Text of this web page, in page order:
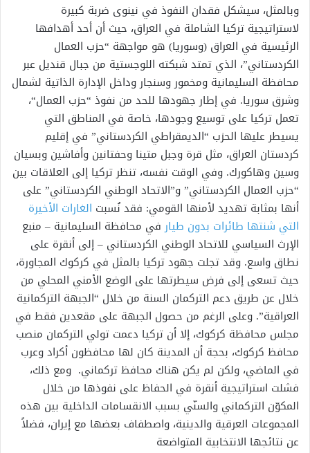
وبالمثل، سيشكل فقدان النفوذ في نينوى ضربة كبيرة
لاستراتيجية تركيا الشاملة في العراق، حيث أن أحد أهدافها
الرئيسية في العراق (وسوريا) هو مواجهة “حزب العمال
الكردستاني”، الذي تمتد شبكته اللوجستية من جبال قنديل عبر
محافظة السليمانية ومخمور وسنجار وداخل الإدارة الذاتية لشمال
وشرق سوريا. في إطار جهودها للحد من نفوذ “حزب العمال“،
تعمل تركيا على توسيع وجودها، خاصة في المناطق التي
يسيطر عليها الحزب “الديمقراطي الكردستاني” في إقليم
كردستان العراق، مثل قرة وجبل متينا وحفتانين وأفاشين وبسيان
وسين وهاكورك. وفي الوقت نفسه، تنظر تركيا إلى العلاقات بين
“حزب العمال الكردستاني” و”الاتحاد الوطني الكردستاني” على
أنها بمثابة تهديد لأمنها القومي: فقد نُسبت الغارات الأخيرة
التي شنتها طائرات بدون طيار في محافظة السليمانية – منبع
الإرث السياسي للاتحاد الوطني الكردستاني – إلى أنقرة على
نطاق واسع. وقد تجلت جهود تركيا بالمثل في كركوك المجاورة،
حيث تسعى إلى فرض سيطرتها على الوضع الأمني المحلي من
خلال عن طريق دعم التركمان السنة من خلال “الجبهة التركمانية
العراقية”. وعلى الرغم من حصول الجبهة على مقعدين فقط في
مجلس محافظة كركوك، إلا أن تركيا دعمت تولي التركمان منصب
محافظ كركوك، بحجة أن المدينة كان لها محافظون أكراد وعرب
في الماضي، ولكن لم يكن هناك محافظ تركماني. ومع ذلك،
فشلت استراتيجية أنقرة في الحفاظ على نفوذها من خلال
المكوّن التركماني والسنّي بسبب الانقسامات الداخلية بين هذه
المجموعات العرقية والدينية، واصطفاف بعضها مع إيران، فضلاً
عن نتائجها الانتخابية المتواضعة